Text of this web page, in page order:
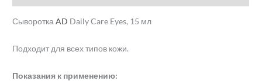
СывороткаAD Daily Care Eyes, 15 мл
Подходит для всех типов кожи.
Показания к применению: